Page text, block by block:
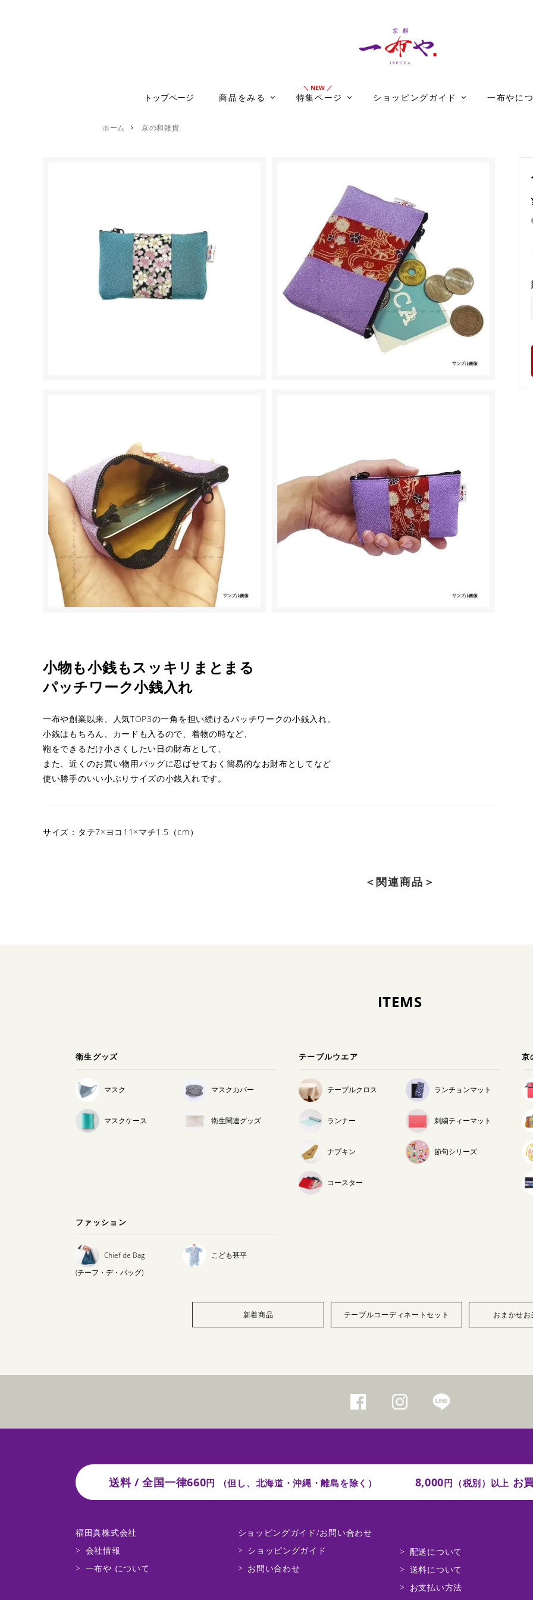
トップページ 商品をみる 特集ページ ショッピングガイド 一布やに
ホーム 京の和雑貨
小物も小銭もスッキリまとまる
パッチワーク小銭入れ
一布や創業以来、人気TOP3の一角を担い続けるパッチワークの小銭入れ。
小銭はもちろん、カードも入るので、着物の時など、
鞄をできるだけ小さくしたい日の財布として、
また、近くのお買い物用バッグに忍ばせておく簡易的なお財布としてなど
使い勝手のいい小ぶりサイズの小銭入れです。
サイズ：タテ7×ヨコ11×マチ1.5（cm）
＜関連商品＞
ITEMS
衛生グッズ
マスク マスクカバー
マスクケース 衛生関連グッズ
テーブルウエア
テーブルクロス ランチョンマット
ランナー 刺繍ティーマット
ナプキン 節句シリーズ
コースター
京
ファッション
Chief de Bag
(チーフ・デ・バッグ)
こども甚平
新着商品 テーブルコーディネートセット おまかせ
送料 / 全国一律660円 （但し、北海道・沖縄・離島を除く） 8,000円（税別）以上 お
福田真株式会社
会社情報
一布や について
ショッピングガイド/お問い合わせ
ショッピングガイド
お問い合わせ
配送について
送料について
お支払い方法